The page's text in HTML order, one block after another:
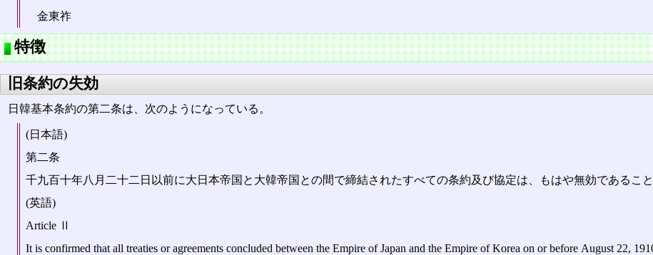
金東祚󠄂
特徴
旧条約の失効
日韓基本条約の第二条は、次のようになっている。
(日本語)
第二条
千九百十年八月二十二日以前に大日本帝国と大韓帝国との間で締結されたすべての条約及び協定は、もはや無効であること
(英語)
Article Ⅱ
It is confirmed that all treaties or agreements concluded between the Empire of Japan and the Empire of Korea on or before August 22,